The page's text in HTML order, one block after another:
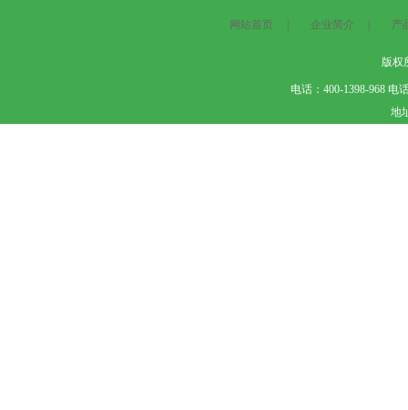
网站首页 企业简介 产
版权
电话：400-1398-968
地